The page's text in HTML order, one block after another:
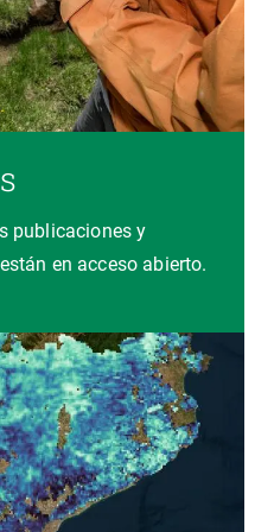
publicaciones y
en acceso abierto.